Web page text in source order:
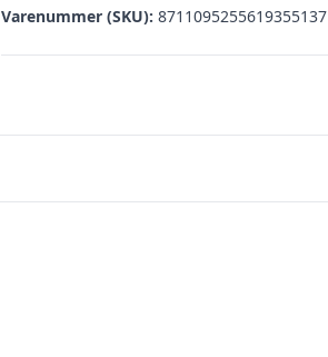
Varenummer (SKU): 8711095255619355137